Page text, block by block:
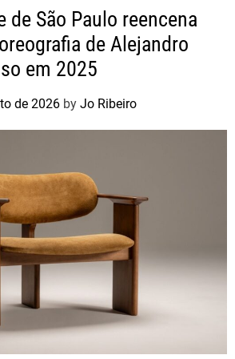
de São Paulo reencena
de Alejandro
em 2025
de 2026 by Jo Ribeiro